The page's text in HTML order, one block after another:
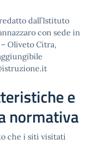
dall’Istituto
con sede in
Oliveto Citra,
e
normativa
che i siti visitati